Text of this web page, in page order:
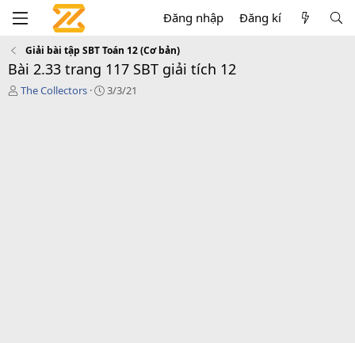
Đăng nhập Đăng kí
Giải bài tập SBT Toán 12 (Cơ bản)
Bài 2.33 trang 117 SBT giải tích 12
T
The Collectors
C
3/3/21